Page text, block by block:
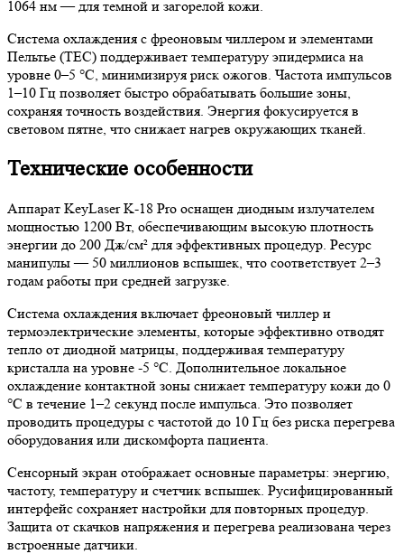
1064 нм — для темной и загорелой кожи.
Система охлаждения с фреоновым чиллером и элементами
Пельтье (TEC) поддерживает температуру эпидермиса на
уровне 0–5 °C, минимизируя риск ожогов. Частота импульсов
1–10 Гц позволяет быстро обрабатывать большие зоны,
сохраняя точность воздействия. Энергия фокусируется в
световом пятне, что снижает нагрев окружающих тканей.
Технические особенности
Аппарат KeyLaser K-18 Pro оснащен диодным излучателем
мощностью 1200 Вт, обеспечивающим высокую плотность
энергии до 200 Дж/см² для эффективных процедур. Ресурс
манипулы — 50 миллионов вспышек, что соответствует 2–3
годам работы при средней загрузке.
Система охлаждения включает фреоновый чиллер и
термоэлектрические элементы, которые эффективно отводят
тепло от диодной матрицы, поддерживая температуру
кристалла на уровне -5 °C. Дополнительное локальное
охлаждение контактной зоны снижает температуру кожи до 0
°C в течение 1–2 секунд после импульса. Это позволяет
проводить процедуры с частотой до 10 Гц без риска перегрева
оборудования или дискомфорта пациента.
Сенсорный экран отображает основные параметры: энергию,
частоту, температуру и счетчик вспышек. Русифицированный
интерфейс сохраняет настройки для повторных процедур.
Защита от скачков напряжения и перегрева реализована через
встроенные датчики.